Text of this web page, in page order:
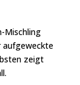
Mischling
aufgeweckte
zeigt